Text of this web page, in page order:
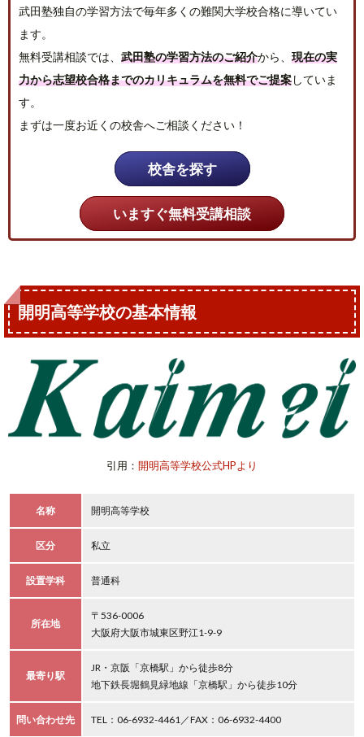
武田塾独自の学習方法で毎年多くの難関大学校合格に導いてい
ます。
無料受講相談では、 武田塾の学習方法のご紹介から、 現在の実
力から志望校合格までのカリキュラムを無料でご提案していま
す。
まずは一度お近くの校舎へご相談ください！
校舎を探す
いますぐ無料受講相談
開明高等学校の基本情報
引用： 開明高等学校公式HPより
名称 開明高等学校
区分 私立
設置学科 普通科
所在地
〒536-0006
大阪府大阪市城東区野江1-9-9
最寄り駅
JR・京阪「京橋駅」から徒歩8分
地下鉄長堀鶴見緑地線「京橋駅」から徒歩10分
問い合わせ先 TEL：06-6932-4461／FAX：06-6932-4400